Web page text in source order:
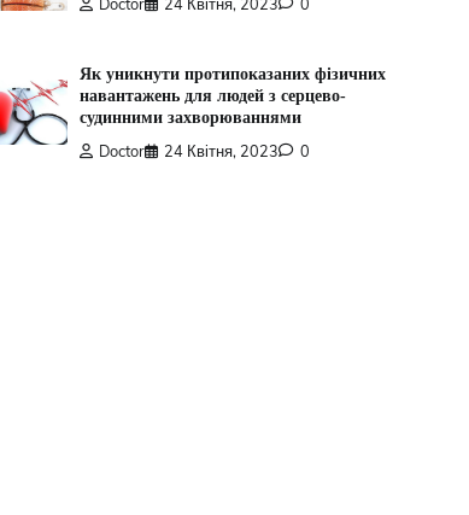
Як уникнути протипоказаних фізичних
навантажень для людей з серцево-
судинними захворюваннями
Doctor
24 Квітня, 2023 0